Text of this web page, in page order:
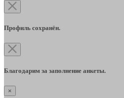
Профиль сохранён.
Благодарим за заполнение анкеты.
×